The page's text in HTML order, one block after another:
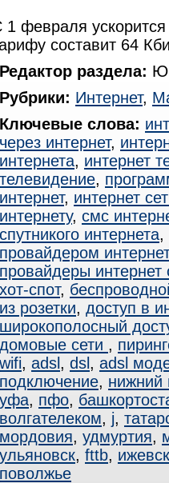
1 февраля
составит 64
Редактор раздела:
Рубрики: Интернет,
Ключевые слова:
через интернет,
интернета, интернет
телевидение,
интернет, интернет
интернету, смс
спутникого интернета,
провайдером
провайдеры интернет
хот-спот,
из розетки, доступ в
широкополосный
домовые сети ,
wifi, adsl , dsl , adsl
подключение, нижний
уфа, пфо,
волгателеком, j,
мордовия, удмуртия,
ульяновск, fttb, ижевск
поволжье